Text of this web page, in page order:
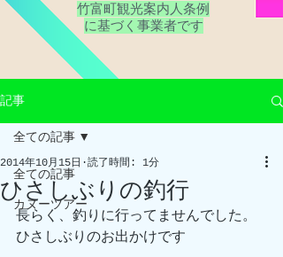
竹富町観光案内人条例
​に基づく事業者です
記事
全ての記事
カヌーツアー
全ての記事
ひさしぶりの釣行
2014年10月15日 読了時間: 1分
長らく、釣りに行ってませんでした。
ひさしぶりのお出かけです